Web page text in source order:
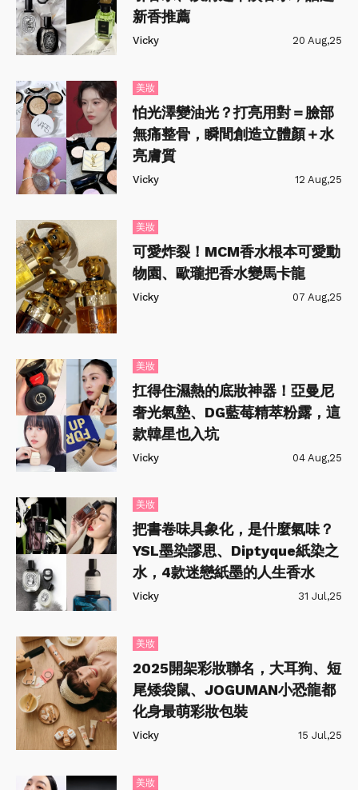
新香推薦
Vicky 20 Aug,25
美妝
怕光澤變油光？打亮用對＝臉部
無痛整骨，瞬間創造立體顏＋水
亮膚質
Vicky 12 Aug,25
美妝
可愛炸裂！MCM香水根本可愛動
物園、歐瓏把香水變馬卡龍
Vicky 07 Aug,25
美妝
扛得住濕熱的底妝神器！亞曼尼
奢光氣墊、DG藍莓精萃粉露，這
款韓星也入坑
Vicky 04 Aug,25
美妝
把書卷味具象化，是什麼氣味？
YSL墨染謬思、Diptyque紙染之
水，4款迷戀紙墨的人生香水
Vicky 31 Jul,25
美妝
2025開架彩妝聯名，大耳狗、短
尾矮袋鼠、JOGUMAN小恐龍都
化身最萌彩妝包裝
Vicky 15 Jul,25
美妝